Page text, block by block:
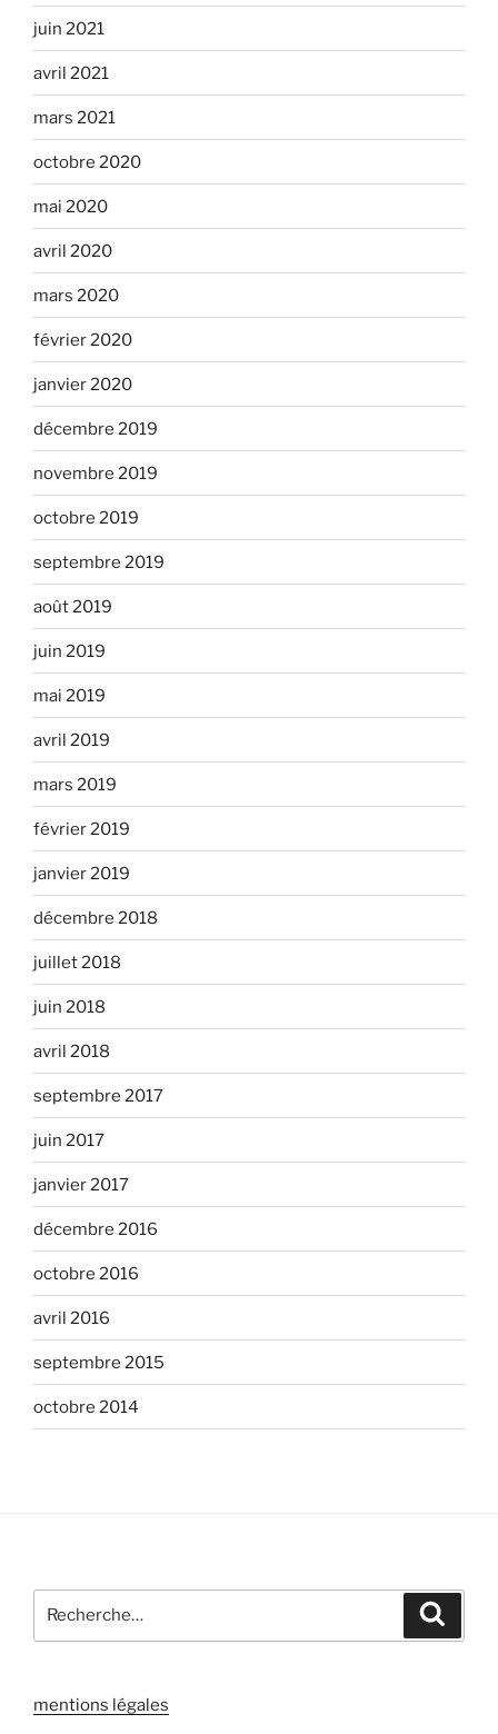
juin 2021
avril 2021
mars 2021
octobre 2020
mai 2020
avril 2020
mars 2020
février 2020
janvier 2020
décembre 2019
novembre 2019
octobre 2019
septembre 2019
août 2019
juin 2019
mai 2019
avril 2019
mars 2019
février 2019
janvier 2019
décembre 2018
juillet 2018
juin 2018
avril 2018
septembre 2017
juin 2017
janvier 2017
décembre 2016
octobre 2016
avril 2016
septembre 2015
octobre 2014
pour
mentions légales